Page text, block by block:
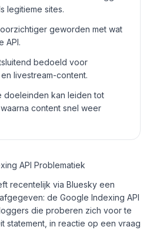
legitieme sites.
geworden met wat
API.
bedoeld voor
livestream-content.
doeleinden kan leiden tot
content snel weer
API Problematiek
recentelijk via Bluesky een
de Google Indexing API
die proberen zich voor te
statement, in reactie op een vraag